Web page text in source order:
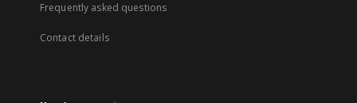
Frequently asked questions
Contact details